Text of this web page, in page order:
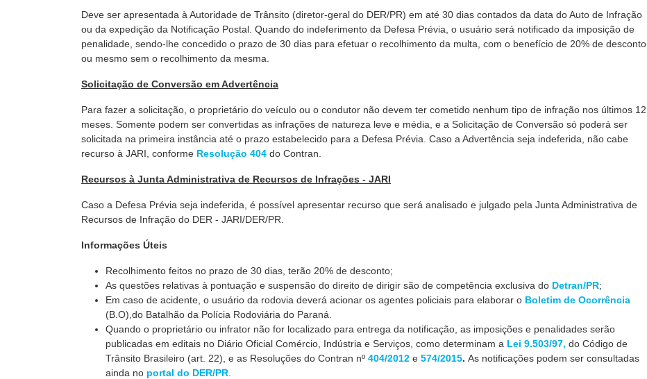
Deve ser apresentada à Autoridade de Trânsito (diretor-geral do DER/PR) em até 30 dias contados da data do Auto de Infração
ou da expedição da Notificação Postal. Quando do indeferimento da Defesa Prévia, o usuário será notificado da imposição de
penalidade, sendo-lhe concedido o prazo de 30 dias para efetuar o recolhimento da multa, com o benefício de 20% de desconto
ou mesmo sem o recolhimento da mesma.
Solicitação de Conversão em Advertência
Para fazer a solicitação, o proprietário do veículo ou o condutor não devem ter cometido nenhum tipo de infração nos últimos 12
meses. Somente podem ser convertidas as infrações de natureza leve e média, e a Solicitação de Conversão só poderá ser
solicitada na primeira instância até o prazo estabelecido para a Defesa Prévia. Caso a Advertência seja indeferida, não cabe
recurso à JARI, conforme Resolução 404 do Contran.
Recursos à Junta Administrativa de Recursos de Infrações - JARI
Caso a Defesa Prévia seja indeferida, é possível apresentar recurso que será analisado e julgado pela Junta Administrativa de
Recursos de Infração do DER - JARI/DER/PR.
Informações Úteis
Recolhimento feitos no prazo de 30 dias, terão 20% de desconto;
As questões relativas à pontuação e suspensão do direito de dirigir são de competência exclusiva do Detran/PR;
Em caso de acidente, o usuário da rodovia deverá acionar os agentes policiais para elaborar o Boletim de Ocorrência
(B.O),do Batalhão da Polícia Rodoviária do Paraná.
Quando o proprietário ou infrator não for localizado para entrega da notificação, as imposições e penalidades serão
publicadas em editais no Diário Oficial Comércio, Indústria e Serviços, como determinam a Lei 9.503/97, do Código de
Trânsito Brasileiro (art. 22), e as Resoluções do Contran nº 404/2012 e 574/2015. As notificações podem ser consultadas
ainda no portal do DER/PR